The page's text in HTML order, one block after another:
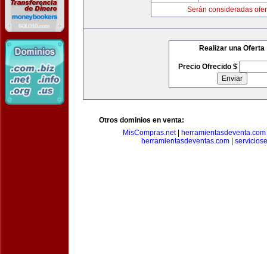
Serán consideradas
Realizar una Oferta
Precio Ofrecido $
Otros dominios en venta:
MisCompras.net| herramientasdeventa.com
herramientasdeventas.com|